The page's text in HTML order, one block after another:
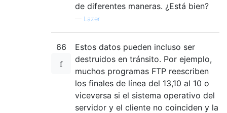
de diferentes maneras. ¿Está bien?
— Lazer
66
Estos datos pueden incluso ser
destruidos en tránsito. Por ejemplo,
muchos programas FTP reescriben
los finales de línea del 13,10 al 10 o
viceversa si el sistema operativo del
servidor y el cliente no coinciden y la